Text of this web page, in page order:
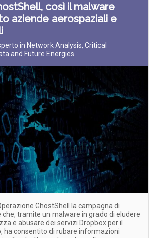
così il malware
aziende aerospaziali e
in Network Analysis, Critical
and Future Energies
GhostShell la campagna di
tramite un malware in grado di eludere
e abusare dei servizi Dropbox per il
ha consentito di rubare informazioni